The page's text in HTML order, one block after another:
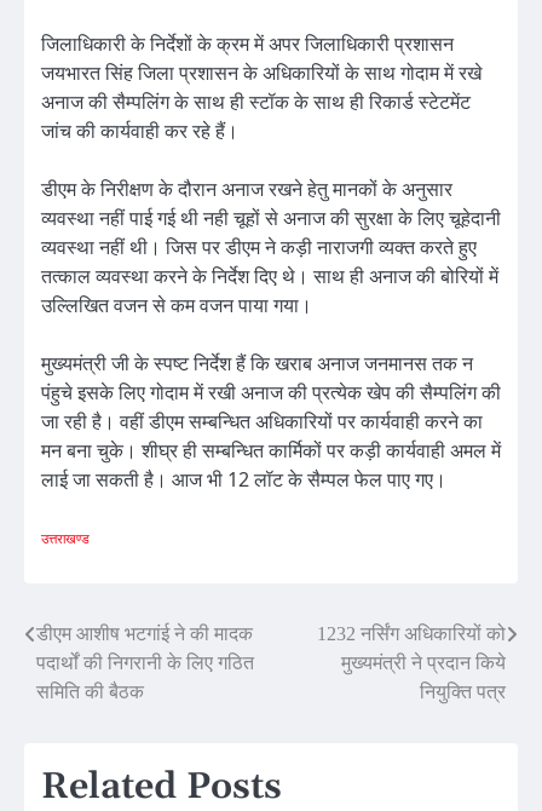
जिलाधिकारी के निर्देशों के क्रम में अपर जिलाधिकारी प्रशासन
जयभारत सिंह जिला प्रशासन के अधिकारियों के साथ गोदाम में रखे
अनाज की सैम्पलिंग के साथ ही स्टॉक के साथ ही रिकार्ड स्टेटमेंट
जांच की कार्यवाही कर रहे हैं।
डीएम के निरीक्षण के दौरान अनाज रखने हेतु मानकों के अनुसार
व्यवस्था नहीं पाई गई थी नही चूहों से अनाज की सुरक्षा के लिए चूहेदानी
व्यवस्था नहीं थी। जिस पर डीएम ने कड़ी नाराजगी व्यक्त करते हुए
तत्काल व्यवस्था करने के निर्देश दिए थे। साथ ही अनाज की बोरियों में
उल्लिखित वजन से कम वजन पाया गया।
मुख्यमंत्री जी के स्पष्ट निर्देश हैं कि खराब अनाज जनमानस तक न
पंहुचे इसके लिए गोदाम में रखी अनाज की प्रत्येक खेप की सैम्पलिंग की
जा रही है। वहीं डीएम सम्बन्धित अधिकारियों पर कार्यवाही करने का
मन बना चुके। शीघ्र ही सम्बन्धित कार्मिकों पर कड़ी कार्यवाही अमल में
लाई जा सकती है। आज भी 12 लॉट के सैम्पल फेल पाए गए।
उत्तराखण्ड
Post
navigation
डीएम आशीष भटगांई ने की मादक
पदार्थों की निगरानी के लिए गठित
समिति की बैठक
1232 नर्सिंग अधिकारियों को
मुख्यमंत्री ने प्रदान किये
नियुक्ति पत्र
Related Posts